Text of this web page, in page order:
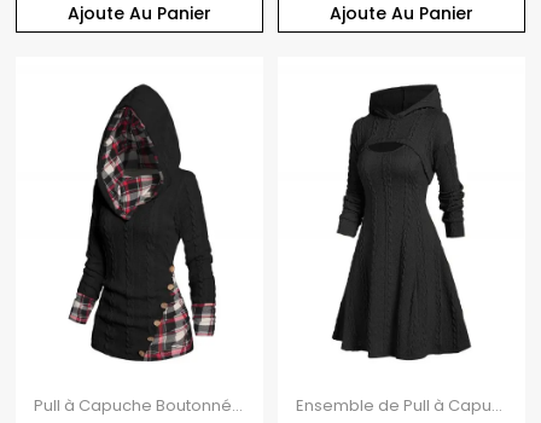
Ajoute Au Panier Ajoute Au Panier
Pull à Capuche Boutonné à Carreaux Imprimé en Tricot à Câble à Col Châle Ensemble de Pull à Capuche en Tricot à Câble et de Mini Robe